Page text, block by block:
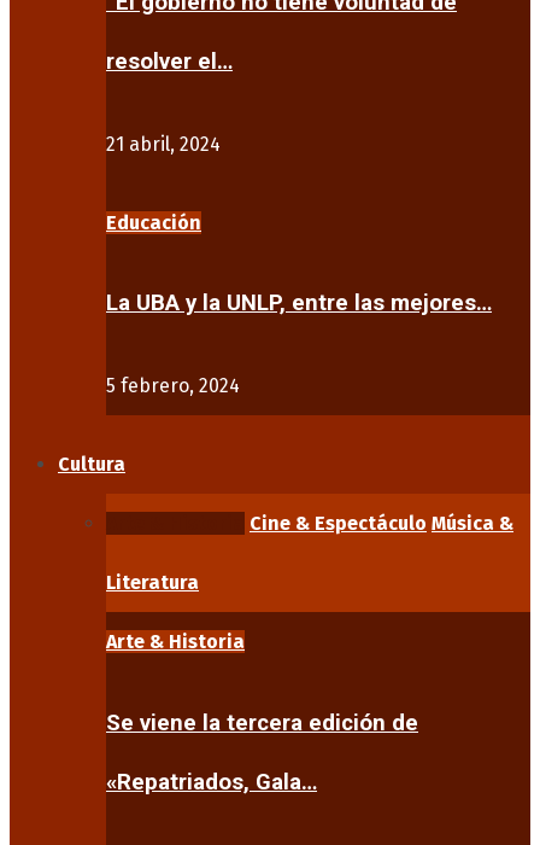
resolver el…
21 abril, 2024
Educación
La UBA y la UNLP, entre las mejores…
5 febrero, 2024
Cultura
Cine & Espectáculo Música &
Literatura
Arte & Historia
Se viene la tercera edición de
«Repatriados, Gala…